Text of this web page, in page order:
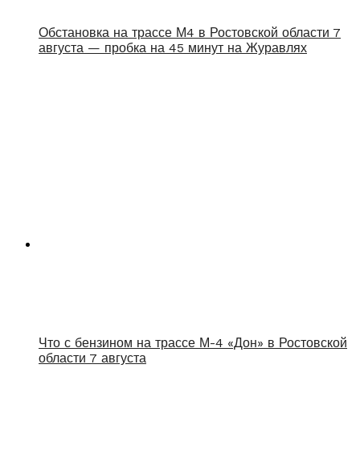
Обстановка на трассе М4 в Ростовской области 7
августа — пробка на 45 минут на Журавлях
Что с бензином на трассе М-4 «Дон» в Ростовской
области 7 августа